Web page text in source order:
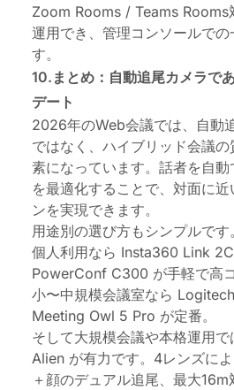
Zoom Rooms / Teams Rooms
運用でき、管理コンソールで
す。
10.まとめ：自動追尾カメラで
デート
2026年のWeb会議では、自動
ではなく、ハイブリッド会議
素になっています。話者を自
を最適化することで、対面に
ンを実現できます。
用途別の選び方もシンプルです。
個人利用なら Insta360 Link
PowerConf C300 が手軽で高コ
小〜中規模会議室なら
Meeting Owl 5 Pro が定番。
そして大規模会議や本格運用
Alien が有力です。4レンズに
＋顔のデュアル追尾、最大